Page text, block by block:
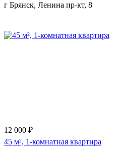
г Брянск, Ленина пр-кт, 8
12 000 ₽
45 м², 1-комнатная квартира